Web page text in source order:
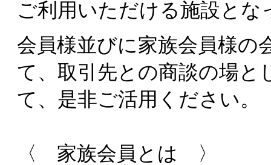
ご利用いただける施設とな
会員様並びに家族会員様の
て、取引先との商談の場と
て、是非ご活用ください。
〈 家族会員とは 〉